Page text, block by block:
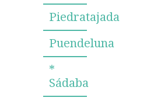
Piedratajada
Puendeluna
*
Sádaba